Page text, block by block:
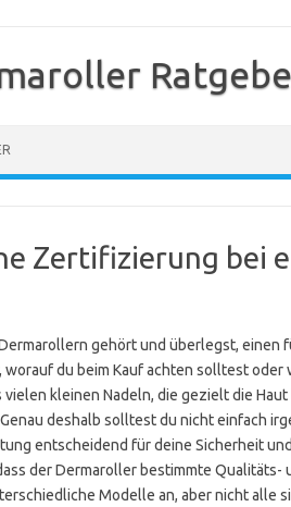
Zertifizierung bei
gehört und überlegst, einen
du beim Kauf achten solltest
kleinen Nadeln, die gezielt die
deshalb solltest du nicht einfach
entscheidend für deine Sicherheit
der Dermaroller bestimmte
Modelle an, aber nicht alle